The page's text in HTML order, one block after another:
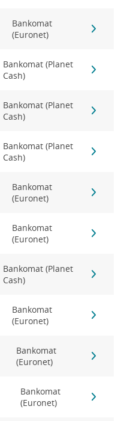
Bankomat
(Euronet)
Bankomat (Planet
Cash)
Bankomat (Planet
Cash)
Bankomat (Planet
Cash)
Bankomat
(Euronet)
Bankomat
(Euronet)
Bankomat (Planet
Cash)
Bankomat
(Euronet)
Bankomat
(Euronet)
Bankomat
(Euronet)